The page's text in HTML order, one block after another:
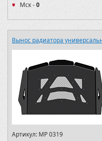
Мск -0
Вынос радиатора
Артикул: MP 0319